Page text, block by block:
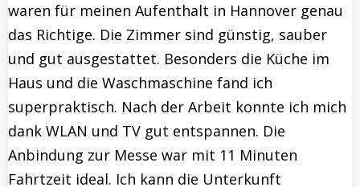
waren für meinen Aufenthalt in Hannover genau
das Richtige. Die Zimmer sind günstig, sauber
und gut ausgestattet. Besonders die Küche im
Haus und die Waschmaschine fand ich
superpraktisch. Nach der Arbeit konnte ich mich
dank WLAN und TV gut entspannen. Die
Anbindung zur Messe war mit 11 Minuten
Fahrtzeit ideal. Ich kann die Unterkunft